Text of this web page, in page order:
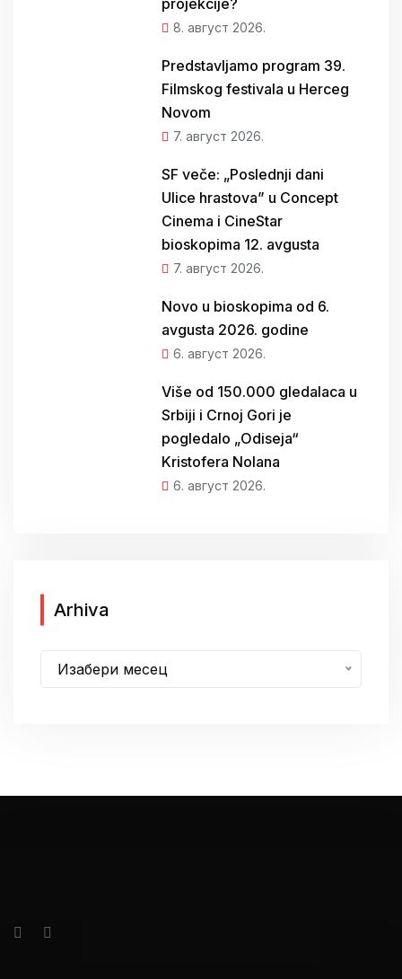
projekcije?
8. август 2026.
Predstavljamo program 39.
Filmskog festivala u Herceg
Novom
7. август 2026.
SF veče: „Poslednji dani
Ulice hrastova” u Concept
Cinema i CineStar
bioskopima 12. avgusta
7. август 2026.
Novo u bioskopima od 6.
avgusta 2026. godine
6. август 2026.
Više od 150.000 gledalaca u
Srbiji i Crnoj Gori je
pogledalo „Odiseja“
Kristofera Nolana
6. август 2026.
Arhiva
h
i
Изабери месец